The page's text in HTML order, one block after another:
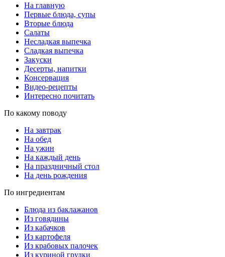
На главную
Первые блюда, супы
Вторые блюда
Салаты
Несладкая выпечка
Сладкая выпечка
Закуски
Десерты, напитки
Консервация
Видео-рецепты
Интересно почитать
По какому поводу
На завтрак
На обед
На ужин
На каждый день
На праздничный стол
На день рождения
По ингредиентам
Блюда из баклажанов
Из говядины
Из кабачков
Из картофеля
Из крабовых палочек
Из куриной грудки